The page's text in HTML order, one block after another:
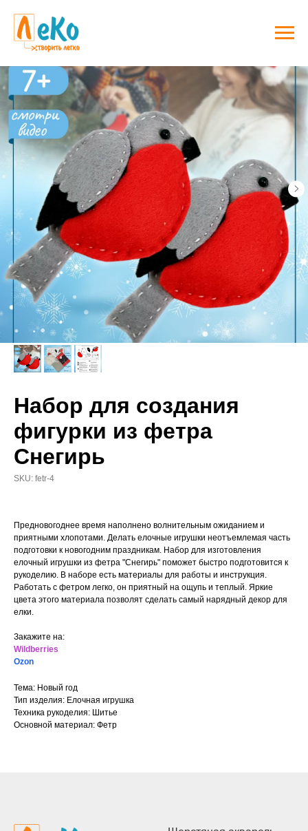
Набор для создания
фигурки из фетра
Снегирь
SKU: fetr-4
Предновогоднее время наполнено волнительным ожиданием и
приятными хлопотами. Делать елочные игрушки неотъемлемая часть
подготовки к новогодним праздникам. Набор для изготовления
елочный игрушки из фетра "Снегирь" поможет быстро подготовится к
рукоделию. В наборе есть материалы для работы и инструкция.
Работать с фетром легко, он приятный на ощупь и теплый. Яркие
цвета этого материала позволят сделать самый нарядный декор для
елки.
Закажите на:
Wildberries
Ozon
Тема: Новый год
Тип изделия: Елочная игрушка
Техника рукоделия: Шитье
Основной материал: Фетр